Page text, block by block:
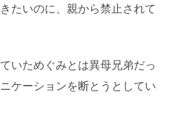
たいのに、親から禁止されて
いためぐみとは異母兄弟だっ
ケーションを断とうとしてい